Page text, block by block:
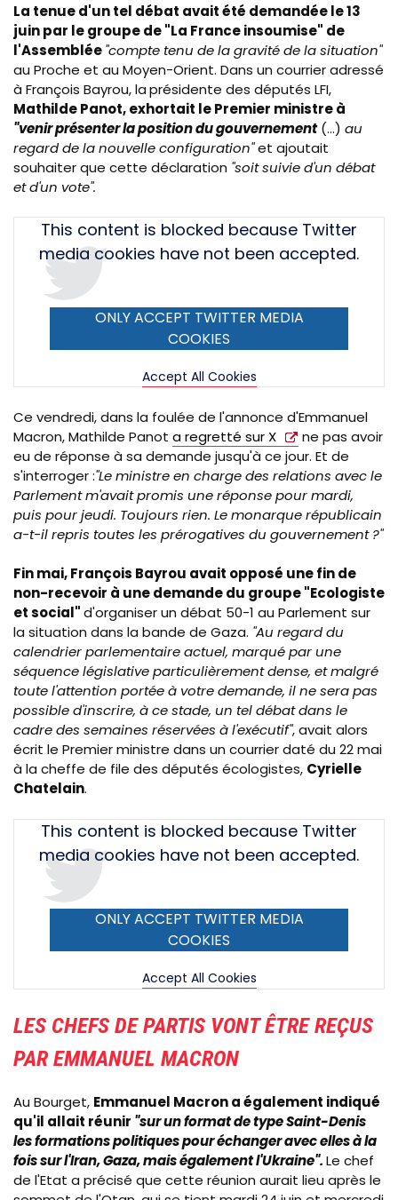
La tenue d'un tel débat avait été demandée le 13
juin par le groupe de "La France insoumise" de
l'Assemblée"compte tenu de la gravité de la situation"
au Proche et au Moyen-Orient. Dans un courrier adressé
à François Bayrou, laprésidente des députés LFI,
Mathilde Panot, exhortait le Premier ministre à
"venir présenter la position du gouvernement(...) au
regard de la nouvelle configuration"et ajoutait
souhaiter que cette déclaration "soit suivie d'un débat
et d'un vote".
TweetThis content is blocked because Twitter
media cookies have not been accepted.
ONLY ACCEPT TWITTER MEDIA
COOKIES
Accept All Cookies
Ce vendredi, dans la foulée de l'annonce d'Emmanuel
Macron, Mathilde Panot a regretté sur X
ne pas avoir
eu de réponse à sa demande jusqu'à ce jour. Et de
s'interroger :"Le ministre en charge des relations avec le
Parlement m'avait promis une réponse pour mardi,
puis pour jeudi. Toujours rien. Le monarque républicain
a-t-il repris toutes les prérogatives du gouvernement ?"
Fin mai, François Bayrou avait opposé une fin de
non-recevoir à une demande du groupe "Ecologiste
et social"d'organiser un débat 50-1 au Parlement sur
la situation dans la bande de Gaza. "Au regard du
calendrier parlementaire actuel, marqué par une
séquence législative particulièrement dense, et malgré
toute l'attention portée à votre demande, il ne sera pas
possible d'inscrire, à ce stade, un tel débat dans le
cadre des semaines réservées à l'exécutif", avait alors
écrit le Premier ministre dans un courrier daté du 22 mai
à la cheffe de file des députés écologistes, Cyrielle
Chatelain.
TweetThis content is blocked because Twitter
media cookies have not been accepted.
ONLY ACCEPT TWITTER MEDIA
COOKIES
Accept All Cookies
LES CHEFS DE PARTIS VONT ÊTRE REÇUS
PAR EMMANUEL MACRON
Au Bourget, Emmanuel Macron a également indiqué
qu'il allait réunir "sur un format de type Saint-Denis
les formations politiques pour échanger avec elles à la
fois sur l'Iran, Gaza, mais également l'Ukraine".Le chef
de l'Etat a précisé que cette réunion aurait lieu après le